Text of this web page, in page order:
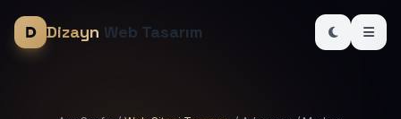
Dizayn Web Tasarım